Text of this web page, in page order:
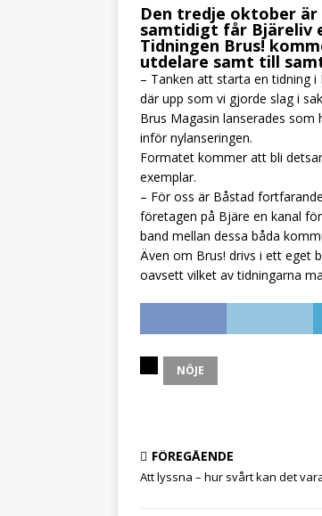
Den tredje oktober
samtidigt får Bjäreliv
Tidningen Brus!
utdelare samt till
– Tanken att starta en tidning
där upp som vi gjorde slag i
Brus Magasin lanserades
inför nylanseringen.
Formatet kommer att bli
exemplar.
– För oss är Båstad
företagen på Bjäre en kanal
band mellan dessa båda
Även om Brus! drivs i ett eget
oavsett vilket av tidningarna
NÖJE
FÖREGÅENDE
Att lyssna – hur svårt kan det